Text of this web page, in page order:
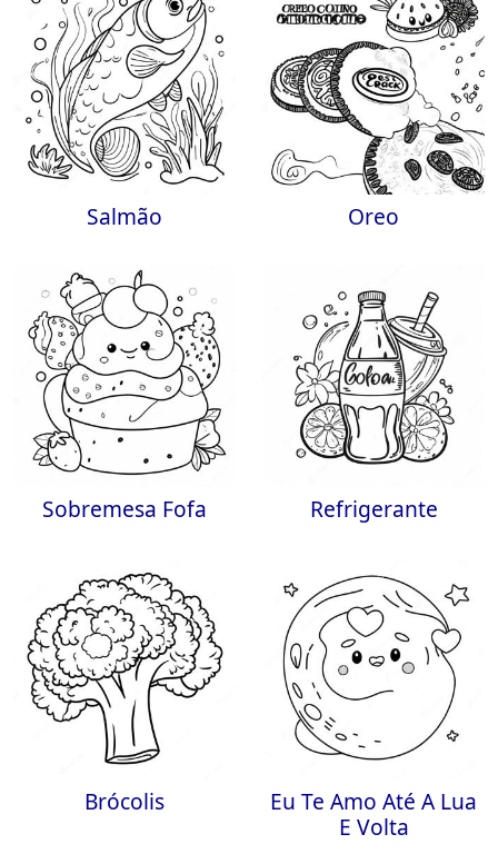
Salmão Oreo
Sobremesa Fofa Refrigerante
Brócolis
Eu Te Amo Até A Lua
E Volta